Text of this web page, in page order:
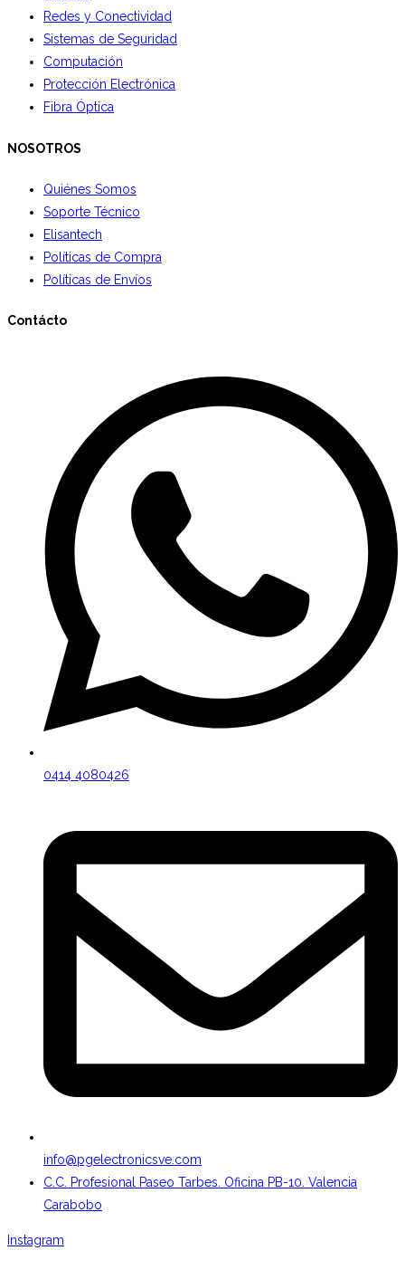
Redes y Conectividad
Sistemas de Seguridad
Computación
Protección Electrónica
Fibra Óptica
NOSOTROS
Quiénes Somos
Soporte Técnico
Elisantech
Políticas de Compra
Políticas de Envíos
Contácto
0414 4080426
info@pgelectronicsve.com
C.C. Profesional Paseo Tarbes. Oficina PB-10. Valencia
Carabobo
Instagram